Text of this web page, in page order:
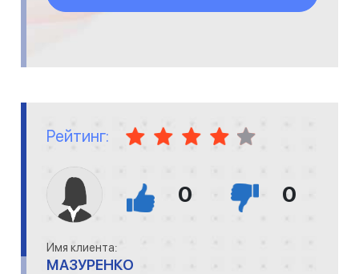
Рейтинг:
0 0
Имя клиента:
МАЗУРЕНКО